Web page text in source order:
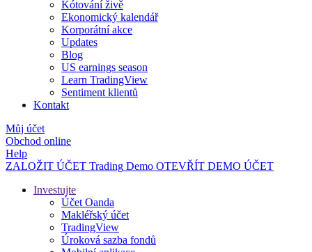
Kótování živě
Ekonomický kalendář
Korporátní akce
Updates
Blog
US earnings season
Learn TradingView
Sentiment klientů
Kontakt
Můj účet
Obchod online
Help
ZALOŽIT ÚČET Trading Demo OTEVŘÍT DEMO ÚČET
Investujte
Účet Oanda
Makléřský účet
TradingView
Úroková sazba fondů